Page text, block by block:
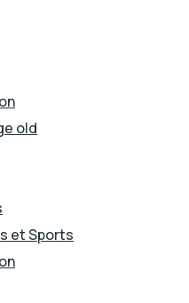
old
et Sports